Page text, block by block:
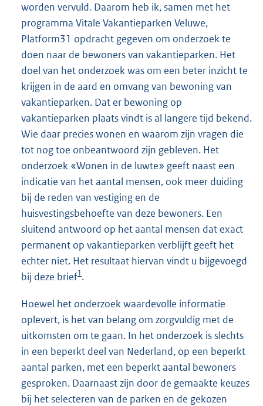
worden vervuld. Daarom heb ik, samen met het
programma Vitale Vakantieparken Veluwe,
Platform31 opdracht gegeven om onderzoek te
doen naar de bewoners van vakantieparken. Het
doel van het onderzoek was om een beter inzicht te
krijgen in de aard en omvang van bewoning van
vakantieparken. Dat er bewoning op
vakantieparken plaats vindt is al langere tijd bekend.
Wie daar precies wonen en waarom zijn vragen die
tot nog toe onbeantwoord zijn gebleven. Het
onderzoek «Wonen in de luwte» geeft naast een
indicatie van het aantal mensen, ook meer duiding
bij de reden van vestiging en de
huisvestingsbehoefte van deze bewoners. Een
sluitend antwoord op het aantal mensen dat exact
permanent op vakantieparken verblijft geeft het
echter niet. Het resultaat hiervan vindt u bijgevoegd
bij deze brief1.
Hoewel het onderzoek waardevolle informatie
oplevert, is het van belang om zorgvuldig met de
uitkomsten om te gaan. In het onderzoek is slechts
in een beperkt deel van Nederland, op een beperkt
aantal parken, met een beperkt aantal bewoners
gesproken. Daarnaast zijn door de gemaakte keuzes
bij het selecteren van de parken en de gekozen